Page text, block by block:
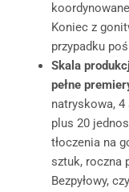
Koniec z
przypadku
Skala
pełne
natryskowa,
plus 20
tłoczenia na
sztuk, roczna
Bezpyłowy,